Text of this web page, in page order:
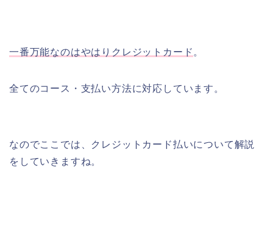
一番万能なのはやはりクレジットカード。
全てのコース・支払い方法に対応しています。
なのでここでは、クレジットカード払いについて解説
をしていきますね。